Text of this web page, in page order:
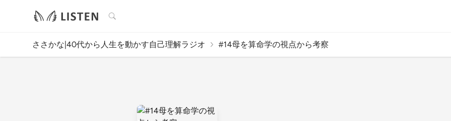
検索
ささかな|40代から人生を動かす自己理解ラジオ #14母を算命学の視点から考察